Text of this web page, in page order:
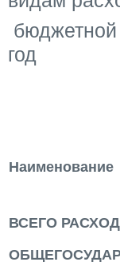
год
Наименование
ВСЕГО